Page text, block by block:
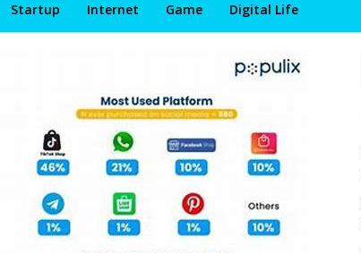
Startup Internet Game Digital Life